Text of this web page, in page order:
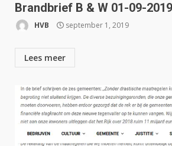
Brandbrief B & W 01-09-
HVB september 1, 2019
Lees meer